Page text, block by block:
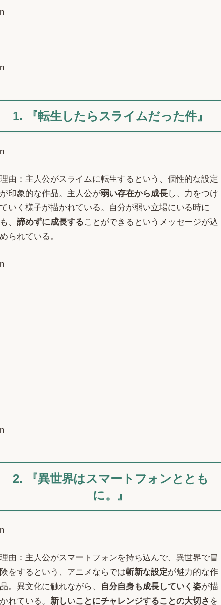
n
n
1. 『転生したらスライムだった件』
n
理由：主人公がスライムに転生するという、個性的な設定
が印象的な作品。主人公が弱い存在から成長し、力をつけ
ていく様子が描かれている。自分が弱い立場にいる時に
も、 諦めずに成長することができるというメッセージが込
められている。
n
n
2. 『異世界はスマートフォンととも
に。』
n
理由：主人公がスマートフォンを持ち込んで、異世界で冒
険をするという、アニメならでは斬新な設定が魅力的な作
品。異文化に触れながら、
自分自身も成長していく姿が描
かれている。 新しいことにチャレンジすることの大切さ を